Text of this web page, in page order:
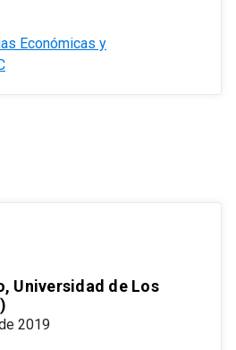
Económicas y
Universidad de Los
2019